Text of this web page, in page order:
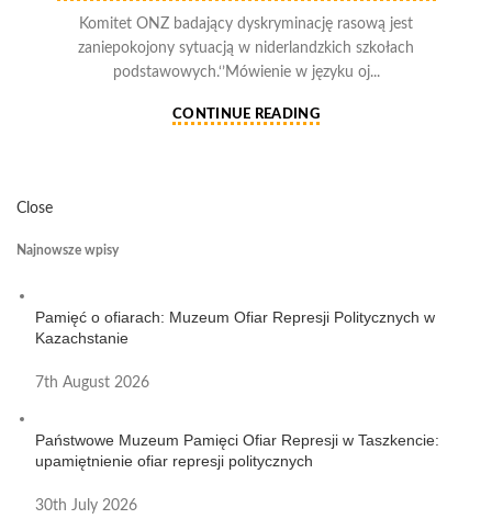
Komitet ONZ badający dyskryminację rasową jest
zaniepokojony sytuacją w niderlandzkich szkołach
podstawowych.‘’Mówienie w języku oj...
CONTINUE READING
Close
Najnowsze wpisy
Pamięć o ofiarach: Muzeum Ofiar Represji Politycznych w
Kazachstanie
7th August 2026
Państwowe Muzeum Pamięci Ofiar Represji w Taszkencie:
upamiętnienie ofiar represji politycznych
30th July 2026